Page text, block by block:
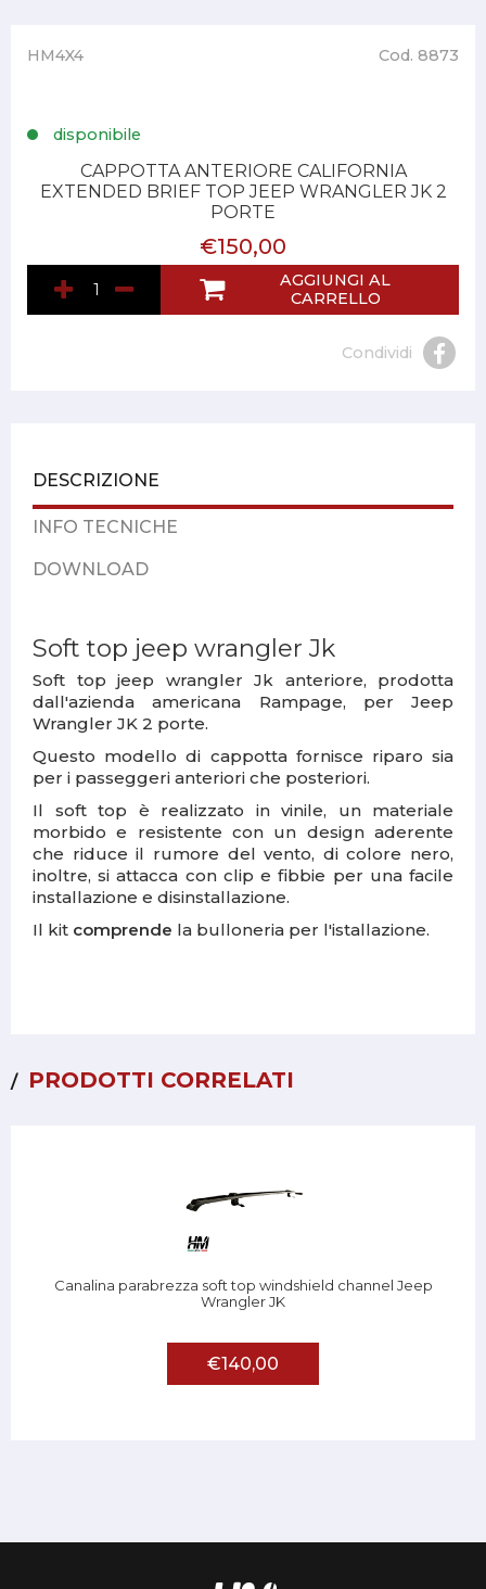
HM4X4 Cod. 8873
disponibile
CAPPOTTA ANTERIORE CALIFORNIA
EXTENDED BRIEF TOP JEEP WRANGLER JK 2
PORTE
€150,00
AGGIUNGI AL
CARRELLO
Condividi
DESCRIZIONE
INFO TECNICHE
DOWNLOAD
Soft top jeep wrangler Jk
Soft top jeep wrangler Jk anteriore, prodotta
dall'azienda americana Rampage, per Jeep
Wrangler JK 2 porte.
Questo modello di cappotta fornisce riparo sia
per i passeggeri anteriori che posteriori.
Il soft top è realizzato in vinile, un materiale
morbido e resistente con un design aderente
che riduce il rumore del vento, di colore nero,
inoltre, si attacca con clip e fibbie per una facile
installazione e disinstallazione.
Il kit comprende la bulloneria per l'istallazione.
PRODOTTI CORRELATI
Canalina parabrezza soft top windshield channel Jeep
Wrangler JK
€140,00